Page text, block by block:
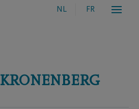
NL FR
KRONENBERG